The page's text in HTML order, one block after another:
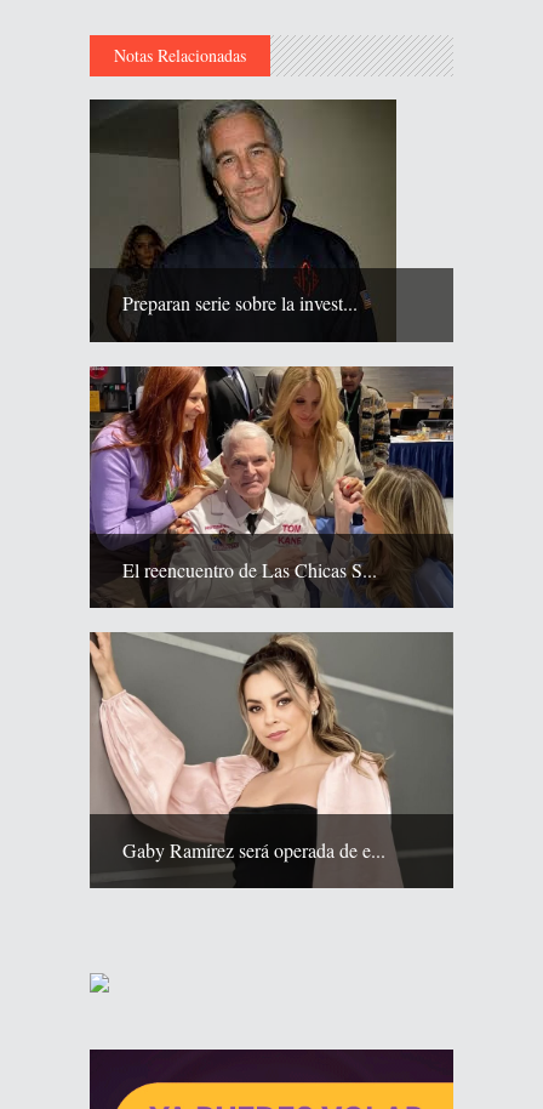
Notas Relacionadas
Preparan serie sobre la invest...
El reencuentro de Las Chicas S...
Gaby Ramírez será operada de e...